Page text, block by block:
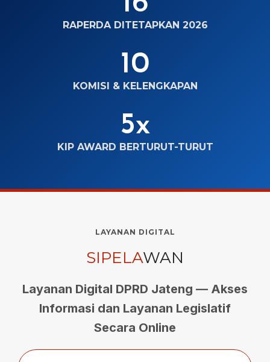
RAPERDA DITETAPKAN 2026
10
KOMISI & KELENGKAPAN
5x
KIP AWARD BERTURUT-TURUT
LAYANAN DIGITAL
SIPELAWAN
Layanan Digital DPRD Jateng — Akses
Informasi dan Layanan Legislatif
Secara Online